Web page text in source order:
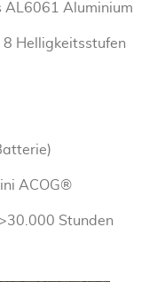
AL6061 Aluminium
8 Helligkeitsstufen
ACOG®
Stunden